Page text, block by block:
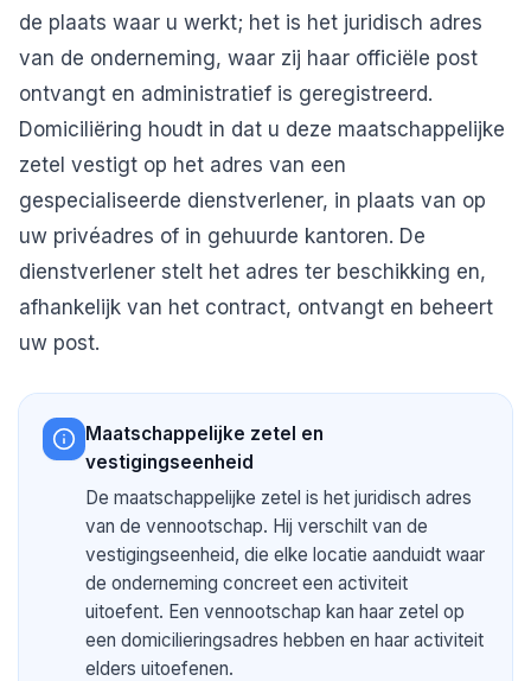
de plaats waar u werkt; het is het juridisch adres
van de onderneming, waar zij haar officiële post
ontvangt en administratief is geregistreerd.
Domiciliëring houdt in dat u deze maatschappelijke
zetel vestigt op het adres van een
gespecialiseerde dienstverlener, in plaats van op
uw privéadres of in gehuurde kantoren. De
dienstverlener stelt het adres ter beschikking en,
afhankelijk van het contract, ontvangt en beheert
uw post.
Maatschappelijke zetel en
vestigingseenheid
De maatschappelijke zetel is het juridisch adres
van de vennootschap. Hij verschilt van de
vestigingseenheid, die elke locatie aanduidt waar
de onderneming concreet een activiteit
uitoefent. Een vennootschap kan haar zetel op
een domicilieringsadres hebben en haar activiteit
elders uitoefenen.